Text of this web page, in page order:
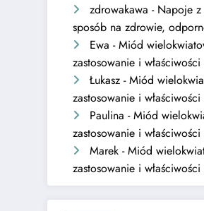
zdrowakawa - Napoje
sposób na zdrowie,
Ewa -Miód
zastosowanie i
Łukasz -Miód
zastosowanie i
Paulina -Miód
zastosowanie i
Marek -Miód
zastosowanie i